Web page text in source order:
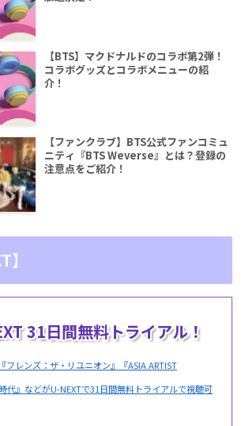
【BTS】マクドナルドのコラボ第2弾！
コラボグッズとコラボメニューの紹
介！
【ファンクラブ】BTS公式ファンコミュ
ニティ『BTS Weverse』とは？登録の
注意点をご紹介！
】
31日間無料トライアル！
フレンズ：ザ・リユニオン』『ASIA ARTIST
代』などがU-NEXTで31日間無料トライアルで視聴可